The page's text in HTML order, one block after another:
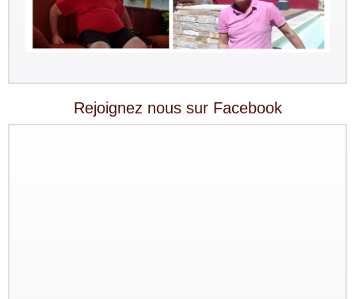
Rejoignez nous sur Facebook